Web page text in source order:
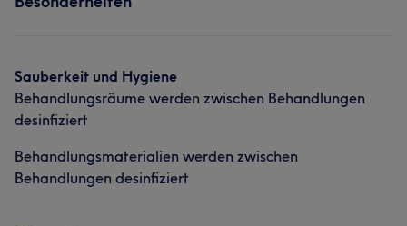
Sauberkeit und Hygiene
Behandlungsräume werden zwischen Behandlungen
desinfiziert
Behandlungsmaterialien werden zwischen
Behandlungen desinfiziert